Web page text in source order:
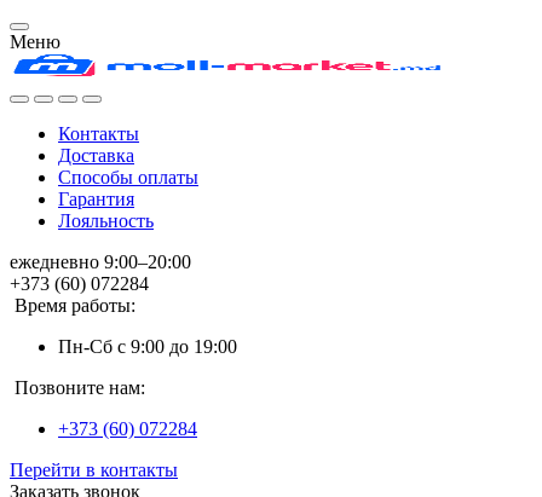
Меню
Контакты
Доставка
Способы оплаты
Гарантия
Лояльность
ежедневно 9:00–20:00
+373 (60) 072284
Время работы:
Пн-Сб с 9:00 до 19:00
Позвоните нам:
+373 (60) 072284
Перейти в контакты
Заказать звонок